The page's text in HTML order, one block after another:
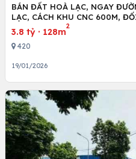
BÁN ĐẤT HOÀ LẠC, NGAY
LẠC, CÁCH KHU CNC 600M,
3.8 tỷ · 128m
2
420
19/01/2026